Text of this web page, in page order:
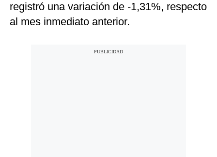
registró una variación de -1,31%, respecto
al mes inmediato anterior.